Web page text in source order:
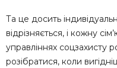
Та це досить
відрізняється, і кожну
управліннях соцзахисту
розібратися, коли